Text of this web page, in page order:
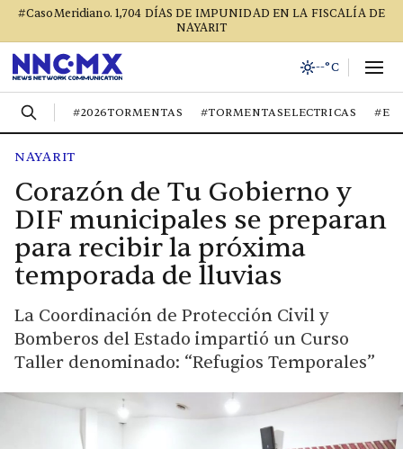
#CasoMeridiano. 1,704 DÍAS DE IMPUNIDAD EN LA FISCALÍA DE
NAYARIT
--°C
#2026TORMENTAS #TORMENTASELECTRICAS
NAYARIT
Corazón de Tu Gobierno y
DIF municipales se preparan
para recibir la próxima
temporada de lluvias
La Coordinación de Protección Civil y
Bomberos del Estado impartió un Curso
Taller denominado: “Refugios Temporales”